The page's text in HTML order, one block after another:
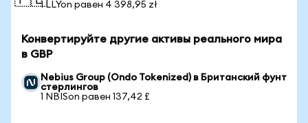
1 LLYon равен 4 398,95 zł
Конвертируйте другие активы реального мира
в GBP
Nebius Group (Ondo Tokenized) в Британский фунт
стерлингов
1 NBISon равен 137,42 £